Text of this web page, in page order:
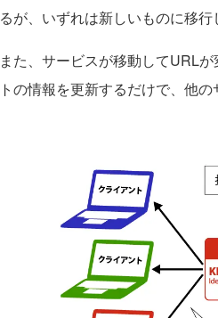
るが、いずれは新しいものに移行
また、サービスが移動してURL
トの情報を更新するだけで、他